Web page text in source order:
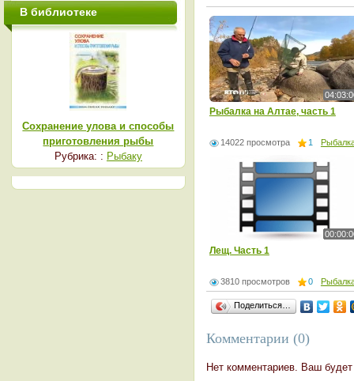
Рыбалка на Алтае, часть 1
14022 просмотра 1
Лещ. Часть 1
3810 просмотров 0
Поделиться…
Комментарии (0)
Нет комментариев. Ваш
В библиотеке
Сохранение улова и способы
приготовления рыбы
Рубрика: : Рыбаку